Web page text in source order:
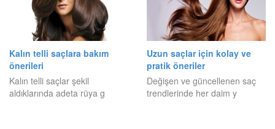
Kalın telli saçlara bakım
önerileri
Kalın telli saçlar şekil
aldıklarında adeta rüya g
Uzun saçlar için kolay ve
pratik öneriler
Değişen ve güncellenen saç
trendlerinde her daim y